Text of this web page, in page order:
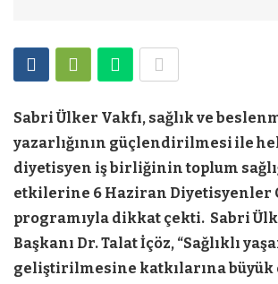
Sabri Ülker Vakfı, sağlık ve
yazarlığının güçlendirilmesi ile
diyetisyen iş birliğinin toplum
etkilerine 6 Haziran Diyetisyenler
programıyla dikkat çekti. Sabri
Başkanı Dr. Talat İçöz, “Sağlıklı
geliştirilmesine katkılarına büyük